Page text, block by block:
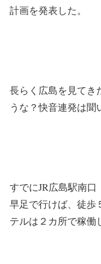
計画を発表した。
長らく広島を見てき
うな？快音連発は聞
すでにJR広島駅南
早足で行けば、徒歩
テルは２カ所で稼働